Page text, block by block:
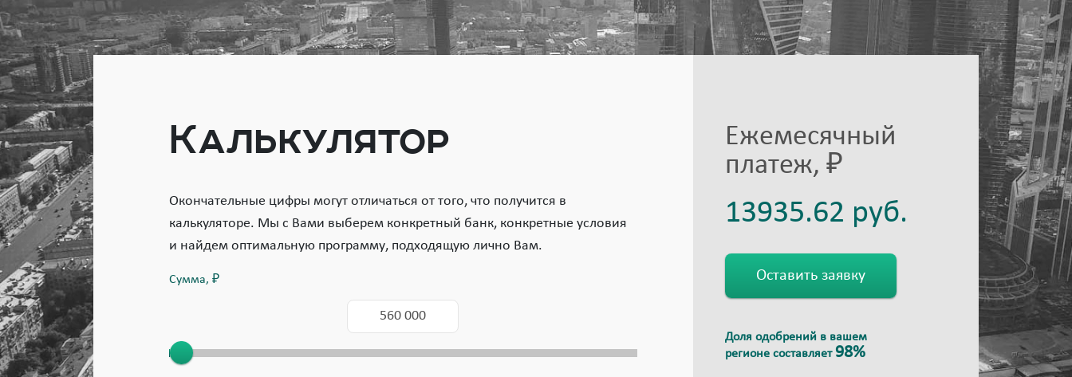
Калькулятор
Окончательные цифры могут отличаться от того, что получится в
калькуляторе. Мы с Вами выберем конкретный банк, конкретные условия
и найдем оптимальную программу, подходящую лично Вам.
Сумма, ₽
Ежемесячный
платеж, ₽
Оставить заявку
Доля одобрений в вашем
регионе составляет 98%